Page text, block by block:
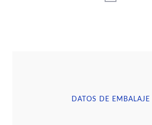
DATOS DE EMBALAJE